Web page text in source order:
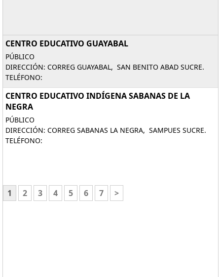
CENTRO EDUCATIVO GUAYABAL
PÚBLICO
DIRECCIÓN: CORREG GUAYABAL, SAN BENITO ABAD SUCRE.
TELÉFONO:
CENTRO EDUCATIVO INDÍGENA SABANAS DE LA
NEGRA
PÚBLICO
DIRECCIÓN: CORREG SABANAS LA NEGRA, SAMPUES SUCRE.
TELÉFONO:
1 2 3 4 5 6 7 >